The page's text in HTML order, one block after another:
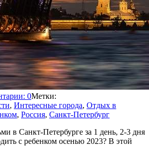
0Метки:
, Интересные города, Отдых в
, Россия, Санкт-Петербург
в Санкт-Петербурге за 1 день, 2-3 дня
с ребенком осенью 2023? В этой